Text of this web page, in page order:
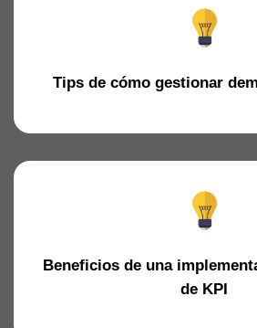
Tips de cómo gestionar
Beneficios de una
de KPI